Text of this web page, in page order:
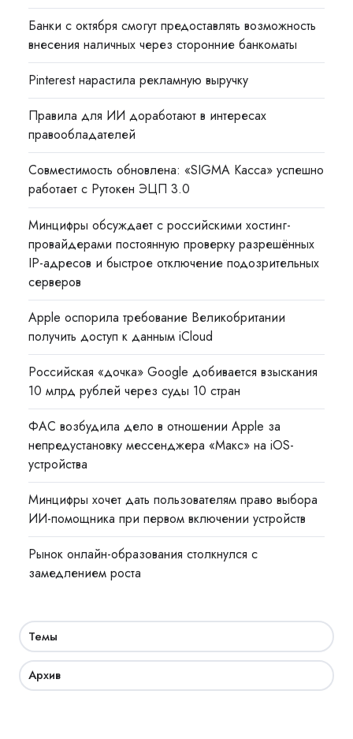
Банки с октября смогут предоставлять возможность
внесения наличных через сторонние банкоматы
Pinterest нарастила рекламную выручку
Правила для ИИ доработают в интересах
правообладателей
Совместимость обновлена: «SIGMA Касса» успешно
работает с Рутокен ЭЦП 3.0
Минцифры обсуждает с российскими хостинг-
провайдерами постоянную проверку разрешённых
IP-адресов и быстрое отключение подозрительных
серверов
Apple оспорила требование Великобритании
получить доступ к данным iCloud
Российская «дочка» Google добивается взыскания
10 млрд рублей через суды 10 стран
ФАС возбудила дело в отношении Apple за
непредустановку мессенджера «Макс» на iOS-
устройства
Минцифры хочет дать пользователям право выбора
ИИ-помощника при первом включении устройств
Рынок онлайн-образования столкнулся с
замедлением роста
Темы
Архив